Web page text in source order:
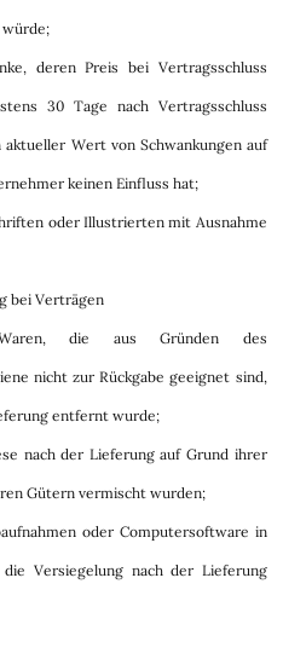
deren Preis bei Vertragsschluss
30 Tage nach Vertragsschluss
Wert von Schwankungen auf
keinen Einfluss hat;
oder Illustrierten mit Ausnahme
bei Verträgen
die aus Gründen des
nicht zur Rückgabe geeignet sind,
entfernt wurde;
nach der Lieferung auf Grund ihrer
Gütern vermischt wurden;
oder Computersoftware in
Versiegelung nach der Lieferung